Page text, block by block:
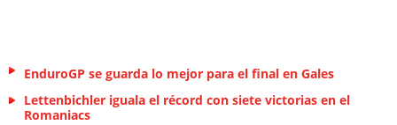
EnduroGP se guarda lo mejor para el final en Gales
Lettenbichler iguala el récord con siete victorias en el
Romaniacs